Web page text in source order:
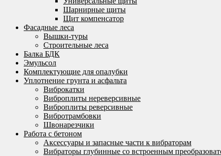
Шарнирные щиты
Щит компенсатор
Фасадные леса
Вышки-туры
Строительные леса
Балка БДК
Эмульсол
Комплектующие для опалубки
Уплотнение грунта и асфальта
Виброкатки
Виброплиты нереверсивные
Виброплиты реверсивные
Вибротрамбовки
Швонарезчики
Работа с бетоном
Аксессуары и запасные части к вибраторам
Вибраторы глубинные со встроенным